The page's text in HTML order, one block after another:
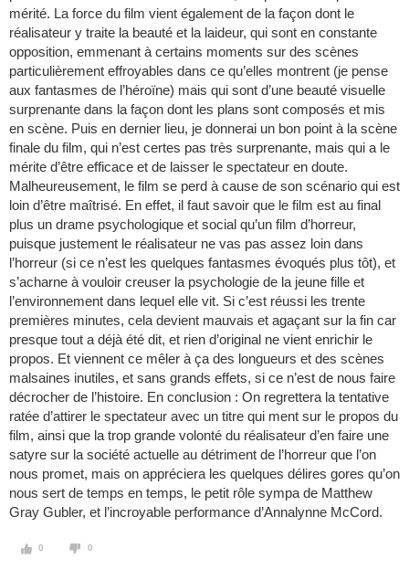
mérité. La force du film vient également de la façon dont le
réalisateur y traite la beauté et la laideur, qui sont en constante
opposition, emmenant à certains moments sur des scènes
particulièrement effroyables dans ce qu’elles montrent (je pense
aux fantasmes de l’héroïne) mais qui sont d’une beauté visuelle
surprenante dans la façon dont les plans sont composés et mis
en scène. Puis en dernier lieu, je donnerai un bon point à la scène
finale du film, qui n’est certes pas très surprenante, mais qui a le
mérite d’être efficace et de laisser le spectateur en doute.
Malheureusement, le film se perd à cause de son scénario qui est
loin d’être maîtrisé. En effet, il faut savoir que le film est au final
plus un drame psychologique et social qu’un film d’horreur,
puisque justement le réalisateur ne vas pas assez loin dans
l’horreur (si ce n’est les quelques fantasmes évoqués plus tôt), et
s’acharne à vouloir creuser la psychologie de la jeune fille et
l’environnement dans lequel elle vit. Si c’est réussi les trente
premières minutes, cela devient mauvais et agaçant sur la fin car
presque tout a déjà été dit, et rien d’original ne vient enrichir le
propos. Et viennent ce mêler à ça des longueurs et des scènes
malsaines inutiles, et sans grands effets, si ce n’est de nous faire
décrocher de l’histoire. En conclusion : On regrettera la tentative
ratée d’attirer le spectateur avec un titre qui ment sur le propos du
film, ainsi que la trop grande volonté du réalisateur d’en faire une
satyre sur la société actuelle au détriment de l’horreur que l’on
nous promet, mais on appréciera les quelques délires gores qu’on
nous sert de temps en temps, le petit rôle sympa de Matthew
Gray Gubler, et l’incroyable performance d’Annalynne McCord.
0 0